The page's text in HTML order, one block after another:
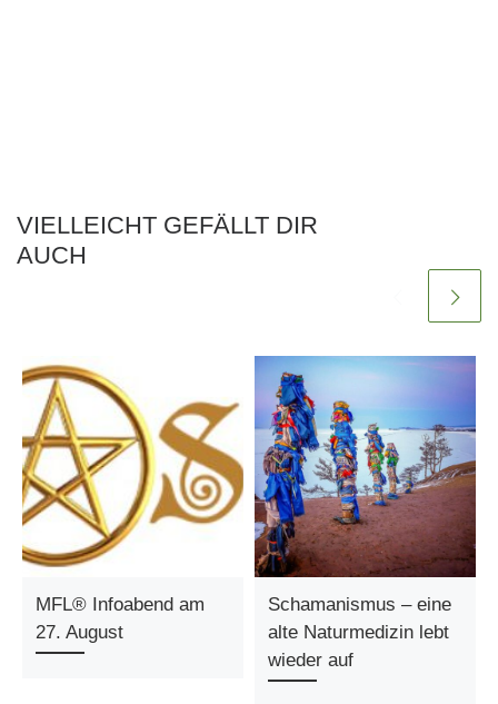
VIELLEICHT GEFÄLLT DIR
AUCH
MFL® Infoabend am
27. August
Schamanismus – eine
alte Naturmedizin lebt
wieder auf